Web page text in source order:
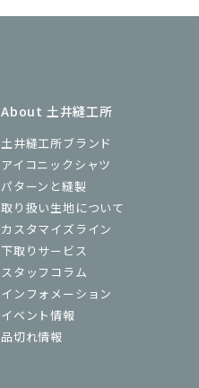
About 土井縫工所
土井縫工所ブランド
アイコニックシャツ
パターンと縫製
取り扱い生地について
カスタマイズライン
下取りサービス
スタッフコラム
インフォメーション
イベント情報
品切れ情報